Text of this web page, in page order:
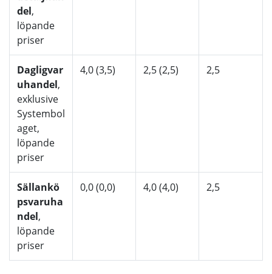
del,
löpande
priser
Dagligvar
uhandel,
exklusive
Systembol
aget,
löpande
priser
4,0 (3,5) 2,5 (2,5) 2,5
Sällankö
psvaruha
ndel,
löpande
priser
0,0 (0,0) 4,0 (4,0) 2,5